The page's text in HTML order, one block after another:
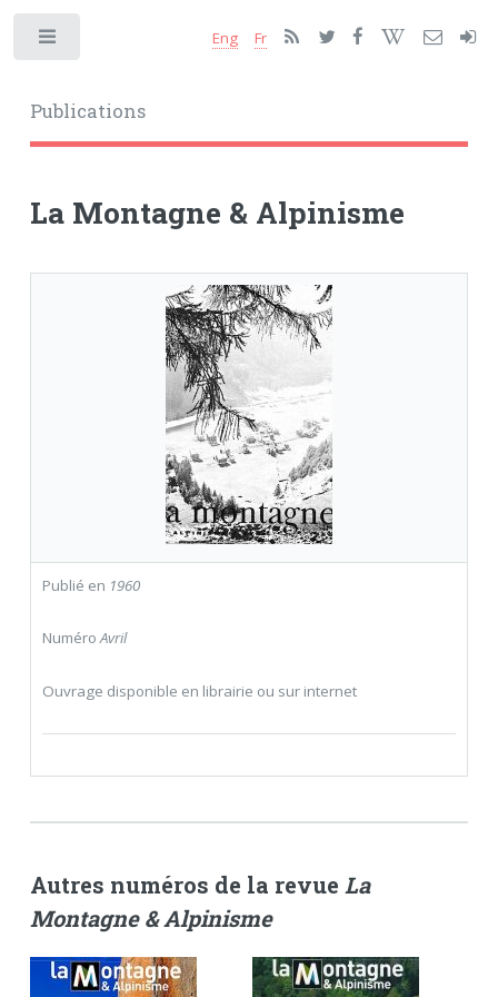
Publications
Eng Fr
La Montagne & Alpinisme
Publié en 1960
NuméroAvril
Ouvrage disponible en librairie ou sur internet
Autres numéros de la revue La
Montagne & Alpinisme